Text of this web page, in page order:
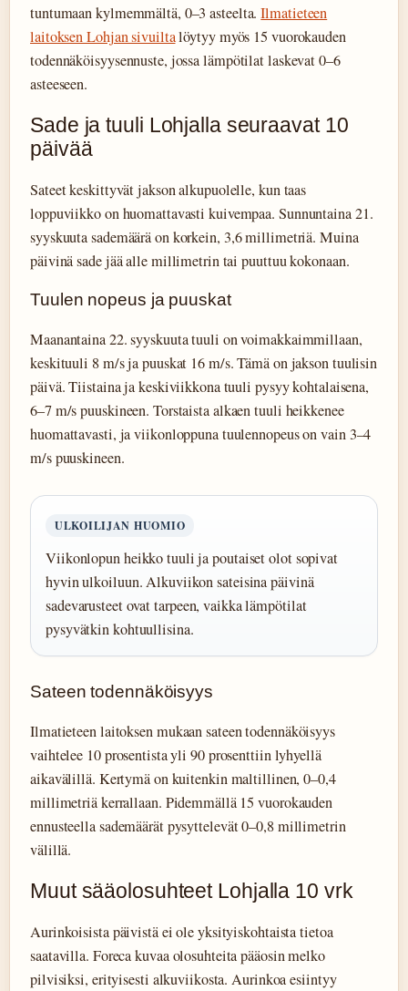
tuntumaan kylmemmältä, 0–3 asteelta.Ilmatieteen
laitoksen Lohjan sivuiltalöytyy myös 15 vuorokauden
todennäköisyysennuste, jossa lämpötilat laskevat 0–6
asteeseen.
Sade ja tuuli Lohjalla seuraavat 10
päivää
Sateet keskittyvät jakson alkupuolelle, kun taas
loppuviikko on huomattavasti kuivempaa. Sunnuntaina 21.
syyskuuta sademäärä on korkein, 3,6 millimetriä. Muina
päivinä sade jää alle millimetrin tai puuttuu kokonaan.
Tuulen nopeus ja puuskat
Maanantaina 22. syyskuuta tuuli on voimakkaimmillaan,
keskituuli 8 m/s ja puuskat 16 m/s. Tämä on jakson tuulisin
päivä. Tiistaina ja keskiviikkona tuuli pysyy kohtalaisena,
6–7 m/s puuskineen. Torstaista alkaen tuuli heikkenee
huomattavasti, ja viikonloppuna tuulennopeus on vain 3–4
m/s puuskineen.
ULKOILIJAN HUOMIO
Viikonlopun heikko tuuli ja poutaiset olot sopivat
hyvin ulkoiluun. Alkuviikon sateisina päivinä
sadevarusteet ovat tarpeen, vaikka lämpötilat
pysyvätkin kohtuullisina.
Sateen todennäköisyys
Ilmatieteen laitoksen mukaan sateen todennäköisyys
vaihtelee 10 prosentista yli 90 prosenttiin lyhyellä
aikavälillä. Kertymä on kuitenkin maltillinen, 0–0,4
millimetriä kerrallaan. Pidemmällä 15 vuorokauden
ennusteella sademäärät pysyttelevät 0–0,8 millimetrin
välillä.
Muut sääolosuhteet Lohjalla 10 vrk
Aurinkoisista päivistä ei ole yksityiskohtaista tietoa
saatavilla. Foreca kuvaa olosuhteita pääosin melko
pilvisiksi, erityisesti alkuviikosta. Aurinkoa esiintyy